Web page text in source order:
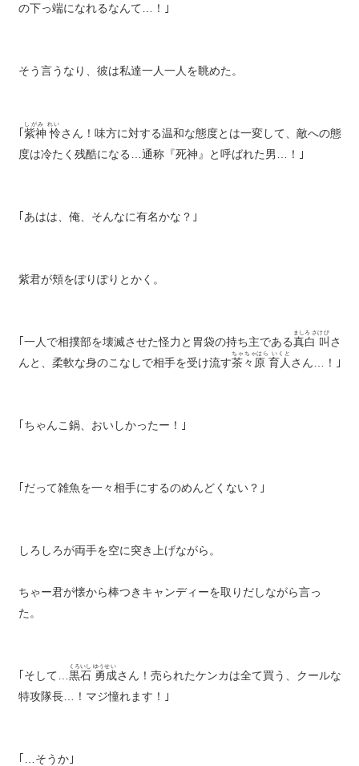
の下っ端になれるなんて…！｣
そう言うなり、彼は私達一人一人を眺めた。
紫神 怜
しがみ れい
さん！味方に対する温和な態度とは一変して、敵への態
度は冷たく残酷になる…通称『死神』と呼ばれた男…！｣
｢あはは、俺、そんなに有名かな？｣
紫君が頬をぽりぽりとかく。
｢一人で相撲部を壊滅させた怪力と胃袋の持ち主である真白 叫
ましろ さけび
さ
んと、柔軟な身のこなしで相手を受け流す茶々原 育人
ちゃちゃはら いくと
さん…！｣
｢ちゃんこ鍋、おいしかったー！｣
｢だって雑魚を一々相手にするのめんどくない？｣
しろしろが両手を空に突き上げながら。
ちゃー君が懐から棒つきキャンディーを取りだしながら言っ
た。
｢そして… 黒石 勇成
くろいし ゆうせい
さん！売られたケンカは全て買う、クールな
特攻隊長…！マジ憧れます！｣
｢…そうか｣